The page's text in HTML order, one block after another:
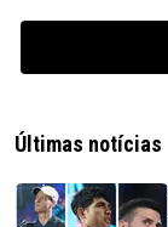
Últimas notícias